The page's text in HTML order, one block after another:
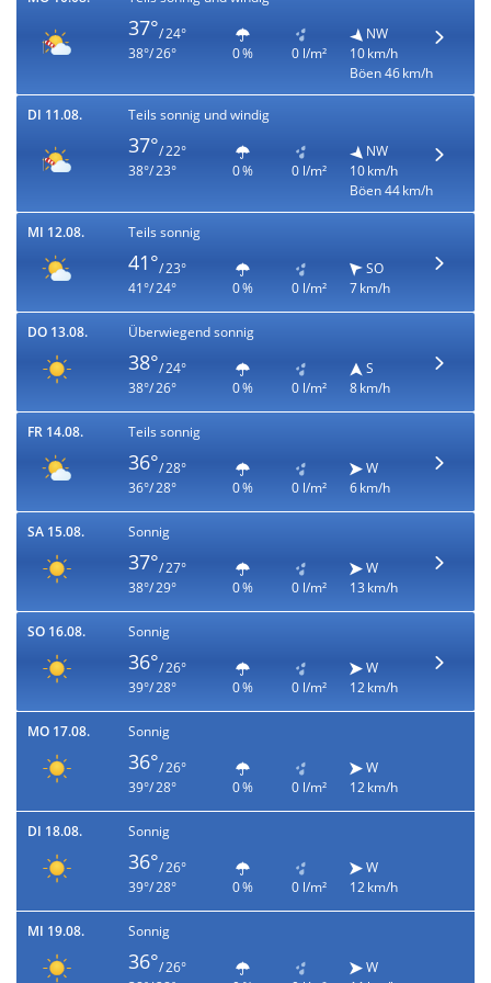
37°/ 24°
38°/ 26°
0 % 0 l/m²
NW
10 km/h
Böen 46 km/h
DI 11.08. Teils sonnig und windig
37°/ 22°
38°/ 23°
0 % 0 l/m²
NW
10 km/h
Böen 44 km/h
MI 12.08. Teils sonnig
41°/ 23°
41°/ 24°
0 % 0 l/m²
SO
7 km/h
DO 13.08. Überwiegend sonnig
38°/ 24°
38°/ 26°
0 % 0 l/m²
S
8 km/h
FR 14.08. Teils sonnig
36°/ 28°
36°/ 28°
0 % 0 l/m²
W
6 km/h
SA 15.08. Sonnig
37°/ 27°
38°/ 29°
0 % 0 l/m²
W
13 km/h
SO 16.08. Sonnig
36°/ 26°
39°/ 28°
0 % 0 l/m²
W
12 km/h
MO 17.08. Sonnig
36°/ 26°
39°/ 28°
0 % 0 l/m²
W
12 km/h
DI 18.08. Sonnig
36°/ 26°
39°/ 28°
0 % 0 l/m²
W
12 km/h
MI 19.08. Sonnig
36°/ 26°
W